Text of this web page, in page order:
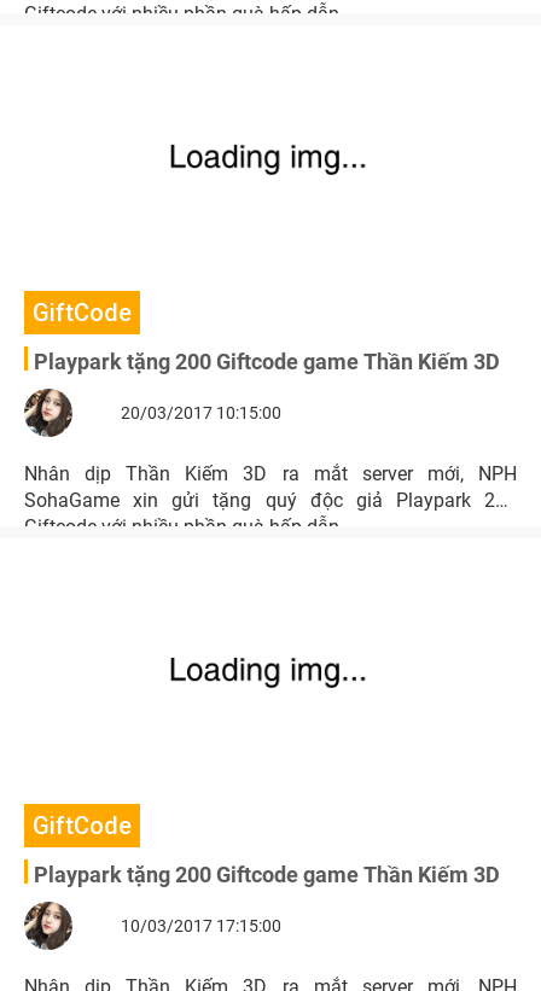
Giftcode với nhiều phần quà hấp dẫn.
GiftCode
Playpark tặng 200 Giftcode game Thần Kiếm 3D
20/03/2017 10:15:00
Nhân dịp Thần Kiếm 3D ra mắt server mới, NPH
SohaGame xin gửi tặng quý độc giả Playpark 200
Giftcode với nhiều phần quà hấp dẫn.
GiftCode
Playpark tặng 200 Giftcode game Thần Kiếm 3D
10/03/2017 17:15:00